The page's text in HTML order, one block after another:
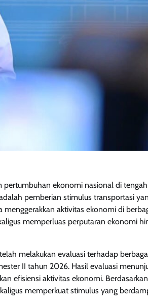
pertumbuhan ekonomi nasional di tengah
pemberian stimulus transportasi
aktivitas ekonomi di
memperluas perputaran ekonomi
melakukan evaluasi terhadap
II tahun 2026. Hasil evaluasi
efisiensi aktivitas ekonomi.
memperkuat stimulus yang